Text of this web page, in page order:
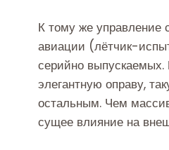
К тому же управление
авиации (лётчик-
серийно
элегантную оправу,
остальным. Чем
сущее влияние на